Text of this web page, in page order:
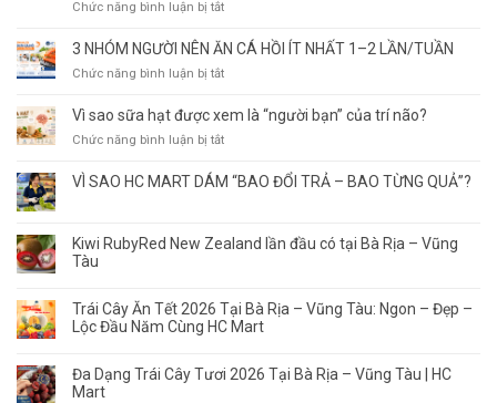
–
Vũng
ở
tươi
có
rõ
Chức năng bình luận bị tắtở
Vang
Phải
Càng
Lâu
Ngon
trọng
Thức
Đúng
3 NHÓM NGƯỜI NÊN ĂN CÁ HỒI ÍT NHẤT 1–2 LẦN/TUẦN
Chức năng bình luận bị tắtở
NHÓM
NÊN
CÁ
NHẤT
Vì sao sữa hạt được xem là “người bạn” của trí não?
Chức năng bình luận bị tắtở
sao
xem
bạn”
của
não?
VÌ SAO HC MART DÁM “BAO ĐỔI TRẢ – BAO TỪNG QUẢ”?
Kiwi RubyRed New Zealand lần đầu có tại Bà Rịa – Vũng
Tàu
Trái Cây Ăn Tết 2026 Tại Bà Rịa – Vũng Tàu: Ngon – Đẹp –
Lộc Đầu Năm Cùng HC Mart
Đa Dạng Trái Cây Tươi 2026 Tại Bà Rịa – Vũng Tàu | HC
Mart